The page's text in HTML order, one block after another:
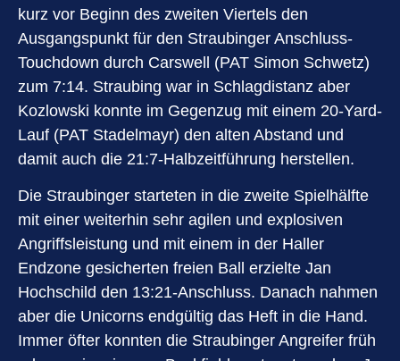
kurz vor Beginn des zweiten Viertels den
Ausgangspunkt für den Straubinger Anschluss-
Touchdown durch Carswell (PAT Simon Schwetz)
zum 7:14. Straubing war in Schlagdistanz aber
Kozlowski konnte im Gegenzug mit einem 20-Yard-
Lauf (PAT Stadelmayr) den alten Abstand und
damit auch die 21:7-Halbzeitführung herstellen.
Die Straubinger starteten in die zweite Spielhälfte
mit einer weiterhin sehr agilen und explosiven
Angriffsleistung und mit einem in der Haller
Endzone gesicherten freien Ball erzielte Jan
Hochschild den 13:21-Anschluss. Danach nahmen
aber die Unicorns endgültig das Heft in die Hand.
Immer öfter konnten die Straubinger Angreifer früh